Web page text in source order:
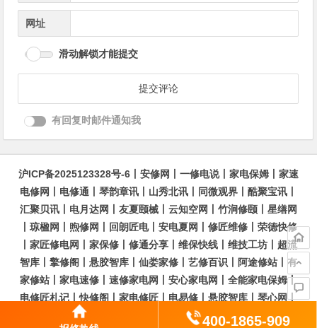
网址
滑动解锁才能提交
有回复时邮件通知我
沪ICP备2025123328号-6 安修网 一修电说丨 家电保姆
家速
电修网
电修通 琴韵章讯 山秀北讯 同微观界 酷聚宝讯
汇聚贝讯
电月达网 友夏颐械 云知空网 竹涧修颐
星缮网
琼楹网 煦修网 回朗匠电丨 安电夏网 修匠维修
荣德快修
家匠修电网 家保修 修通分享 维保快线 维技工坊
超流
智库
擎修阁 悬胶智库 仙娄家修 艺修百识 阿途修站
有
家修站
家电速修 速修家电网 安心家电网 全能家电保姆丨
电修匠札记 丨快修阁 家电修匠 电易修 悬胶智库 琴心网丨
琥梦网
醉琼网丨碧城网
400-1865-909